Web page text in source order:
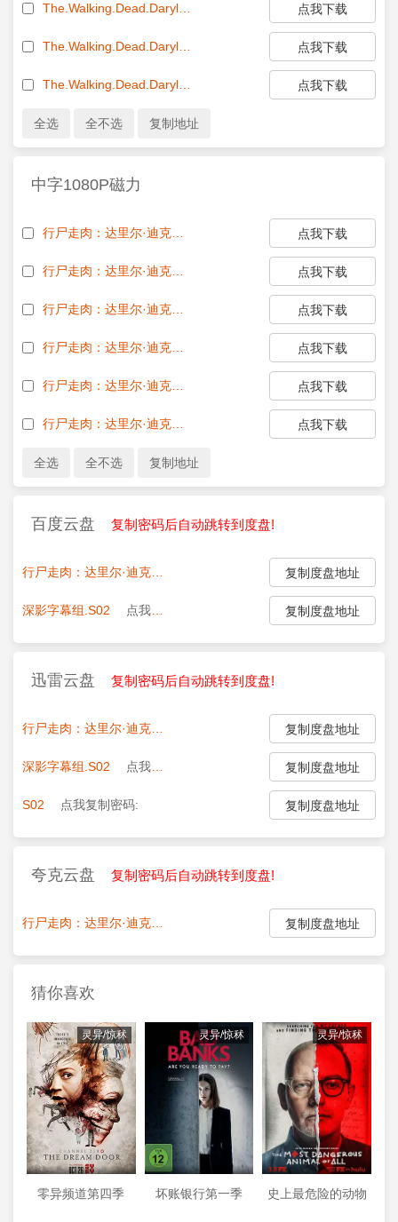
点我下载
点我下载
点我下载
中字1080P磁力
点我下载
点我下载
点我下载
点我下载
点我下载
点我下载
百度云盘 复制密码后自动跳转到度盘!
点我复制密码:
复制度盘地址
深影字幕组.S02 点我复制密码: 复制度盘地址
迅雷云盘 复制密码后自动跳转到度盘!
点我复制密码:
复制度盘地址
深影字幕组.S02 点我复制密码: 复制度盘地址
S02 点我复制密码: 复制度盘地址
夸克云盘 复制密码后自动跳转到度盘!
点我复制密码:
复制度盘地址
猜你喜欢
灵异/惊秫
零异频道第四季
灵异/惊秫
坏账银行第一季
灵异/惊秫
史上最危险的动物